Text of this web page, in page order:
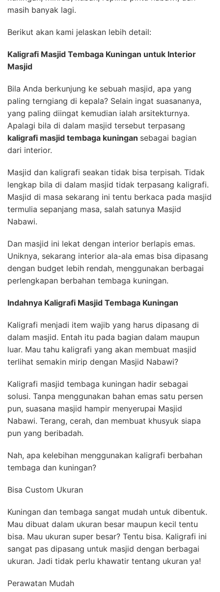
masih banyak lagi.
Berikut akan kami jelaskan lebih detail:
Kaligrafi Masjid Tembaga Kuningan untuk Interior
Masjid
Bila Anda berkunjung ke sebuah masjid, apa yang
paling terngiang di kepala? Selain ingat suasananya,
yang paling diingat kemudian ialah arsitekturnya.
Apalagi bila di dalam masjid tersebut terpasang
kaligrafi masjid tembaga kuningan sebagai bagian
dari interior.
Masjid dan kaligrafi seakan tidak bisa terpisah. Tidak
lengkap bila di dalam masjid tidak terpasang kaligrafi.
Masjid di masa sekarang ini tentu berkaca pada masjid
termulia sepanjang masa, salah satunya Masjid
Nabawi.
Dan masjid ini lekat dengan interior berlapis emas.
Uniknya, sekarang interior ala-ala emas bisa dipasang
dengan budget lebih rendah, menggunakan berbagai
perlengkapan berbahan tembaga kuningan.
Indahnya Kaligrafi Masjid Tembaga Kuningan
Kaligrafi menjadi item wajib yang harus dipasang di
dalam masjid. Entah itu pada bagian dalam maupun
luar. Mau tahu kaligrafi yang akan membuat masjid
terlihat semakin mirip dengan Masjid Nabawi?
Kaligrafi masjid tembaga kuningan hadir sebagai
solusi. Tanpa menggunakan bahan emas satu persen
pun, suasana masjid hampir menyerupai Masjid
Nabawi. Terang, cerah, dan membuat khusyuk siapa
pun yang beribadah.
Nah, apa kelebihan menggunakan kaligrafi berbahan
tembaga dan kuningan?
Bisa Custom Ukuran
Kuningan dan tembaga sangat mudah untuk dibentuk.
Mau dibuat dalam ukuran besar maupun kecil tentu
bisa. Mau ukuran super besar? Tentu bisa. Kaligrafi ini
sangat pas dipasang untuk masjid dengan berbagai
ukuran. Jadi tidak perlu khawatir tentang ukuran ya!
Perawatan Mudah